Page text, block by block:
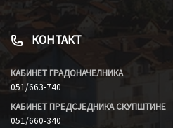
КОНТАКТ
КАБИНЕТ ГРАДОНАЧЕЛНИКА
051/663-740
КАБИНЕТ ПРЕДСЈЕДНИКА СКУПШТИНЕ
051/660-340